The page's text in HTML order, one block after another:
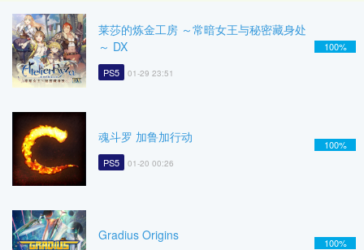
莱莎的炼金工房 ～常暗女王与秘密藏身处
～ DX
PS5 01-29 23:51
100%
魂斗罗 加鲁加行动
PS5 01-20 00:26
100%
Gradius Origins 100%